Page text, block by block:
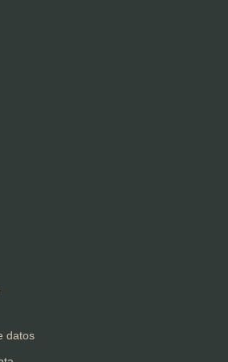
datos